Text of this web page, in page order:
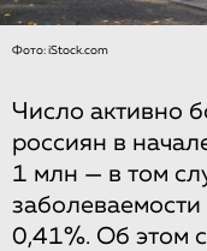
Фото: iStock.com
Число активно
россиян в
1 млн — в том
0,41%. Об этом